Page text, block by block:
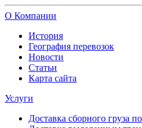
О Компании
История
География перевозок
Новости
Статьи
Карта сайта
Услуги
Доставка сборного груза